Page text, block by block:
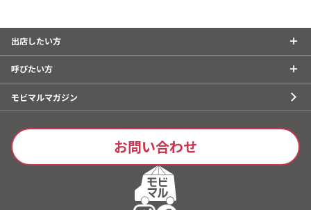
出店したい方
呼びたい方
モビマルマガジン
お問い合わせ